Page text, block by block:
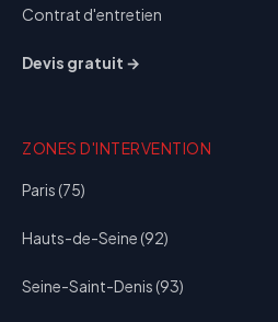
Contrat d'entretien
Devis gratuit →
ZONES D'INTERVENTION
Paris (75)
Hauts-de-Seine (92)
Seine-Saint-Denis (93)